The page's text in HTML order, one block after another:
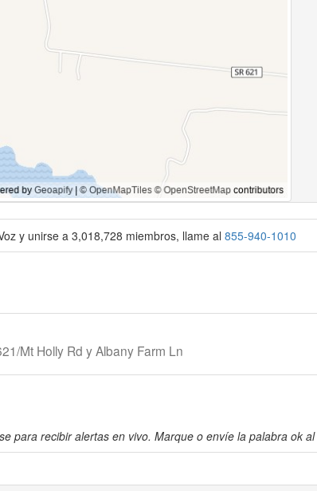
y unirse a 3,018,728 miembros, llame al 855-940-1010
Mt Holly Rd y Albany Farm Ln
para recibir alertas en vivo. Marque o envíe la palabra ok al